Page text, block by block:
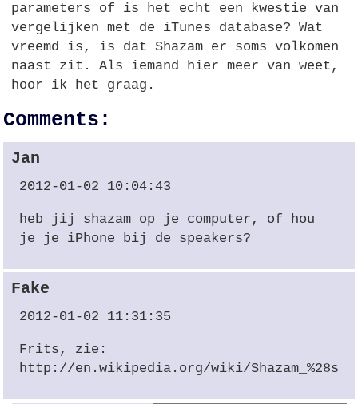
parameters of is het echt een kwestie van
vergelijken met de iTunes database? Wat
vreemd is, is dat Shazam er soms volkomen
naast zit. Als iemand hier meer van weet,
hoor ik het graag.
Comments:
Jan
2012-01-02 10:04:43
heb jij shazam op je computer, of hou
je je iPhone bij de speakers?
Fake
2012-01-02 11:31:35
Frits, zie:
http://en.wikipedia.org/wiki/